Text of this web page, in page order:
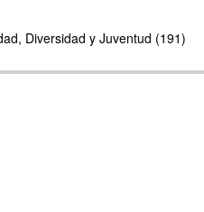
Diversidad y Juventud (191)